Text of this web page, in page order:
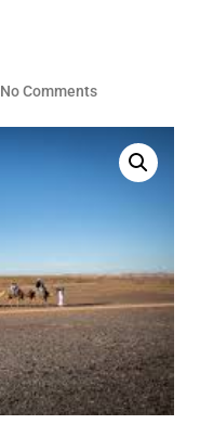
No Comments